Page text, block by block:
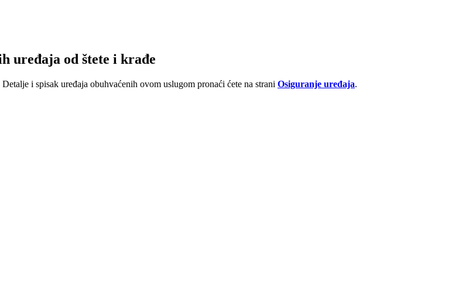
uređaja od štete i krađe
i spisak uređaja obuhvaćenih ovom uslugom pronaći ćete na strani Osiguranje uređaja.